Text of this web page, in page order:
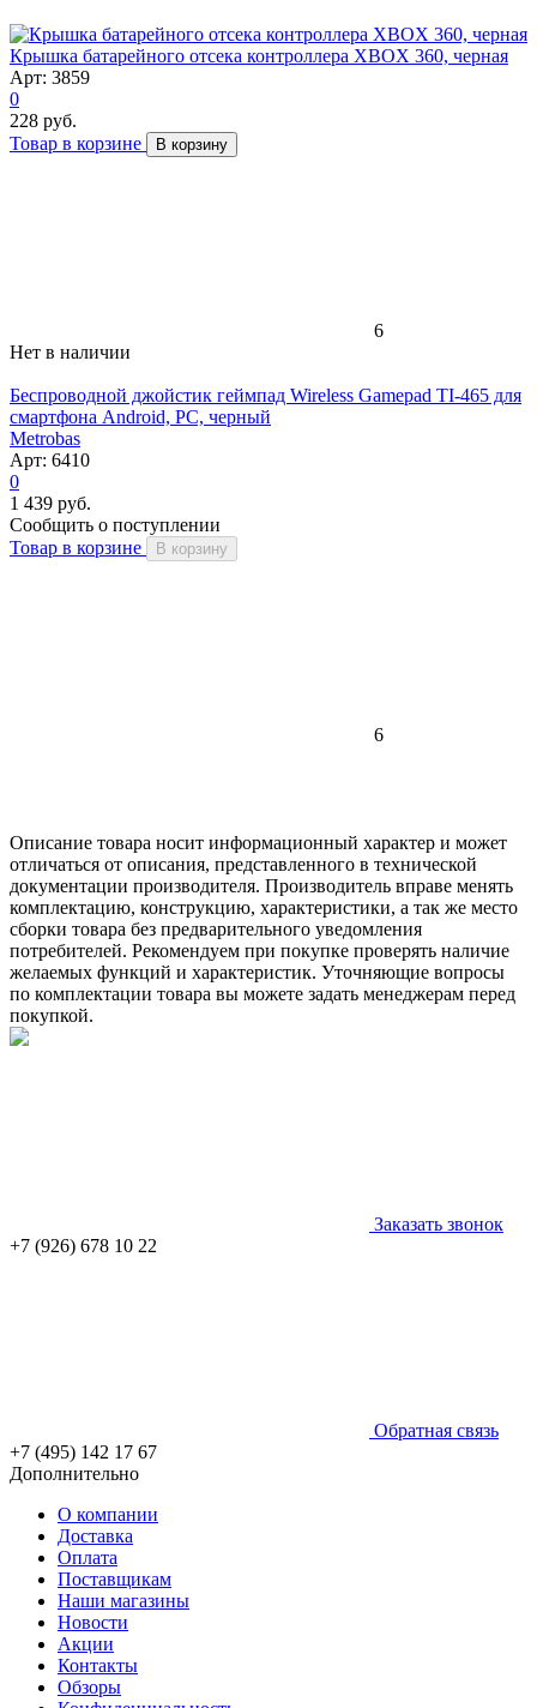
Крышка батарейного отсека контроллера XBOX 360, черная
Арт: 3859
0
228 руб.
Товар в корзине
В корзину
6
Нет в наличии
Беспроводной джойстик геймпад Wireless Gamepad TI-465 для
смартфона Android, PC, черный
Metrobas
Арт: 6410
0
1 439 руб.
Сообщить о поступлении
Товар в корзине
В корзину
6
Описание товара носит информационный характер и может
отличаться от описания, представленного в технической
документации производителя. Производитель вправе менять
комплектацию, конструкцию, характеристики, а так же место
сборки товара без предварительного уведомления
потребителей. Рекомендуем при покупке проверять наличие
желаемых функций и характеристик. Уточняющие вопросы
по комплектации товара вы можете задать менеджерам перед
покупкой.
Заказать звонок
+7 (926) 678 10 22
Обратная связь
+7 (495) 142 17 67
Дополнительно
О компании
Доставка
Оплата
Поставщикам
Наши магазины
Новости
Акции
Контакты
Обзоры